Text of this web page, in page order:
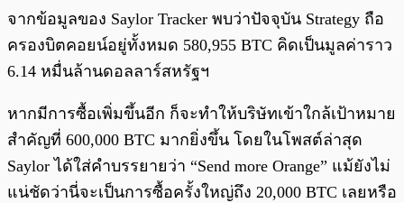
จากข้อมูลของ Saylor Tracker พบว่าปัจจุบัน Strategy ถือ
ครองบิตคอยน์อยู่ทั้งหมด 580,955 BTC คิดเป็นมูลค่าราว
6.14 หมื่นล้านดอลลาร์สหรัฐฯ
หากมีการซื้อเพิ่มขึ้นอีก ก็จะทำให้บริษัทเข้าใกล้เป้าหมาย
สำคัญที่ 600,000 BTC มากยิ่งขึ้น โดยในโพสต์ล่าสุด
Saylor ได้ใส่คำบรรยายว่า “Send more Orange” แม้ยังไม่
แน่ชัดว่านี่จะเป็นการซื้อครั้งใหญ่ถึง 20,000 BTC เลยหรือ